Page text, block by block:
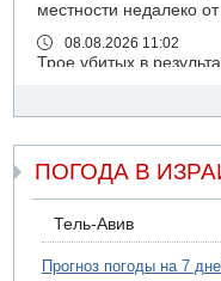
местности недалеко
08.08.2026 11:02
Трое убитых в
07.08.2026 20:43
07.08.2026 20:41
Ynet: "Хизбалла"
07.08.2026 19:16
ДТП в Ашдоде: тяжело
ПОГОДА В
Тель-Авив
Прогноз погоды на 7